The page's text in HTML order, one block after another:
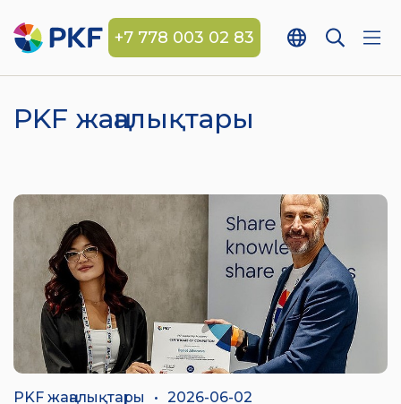
+7 778 003 02 83
PKF жаңалықтары
PKF жаңалықтары • 2026-06-02